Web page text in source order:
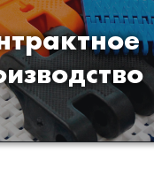
изделий
и
либо